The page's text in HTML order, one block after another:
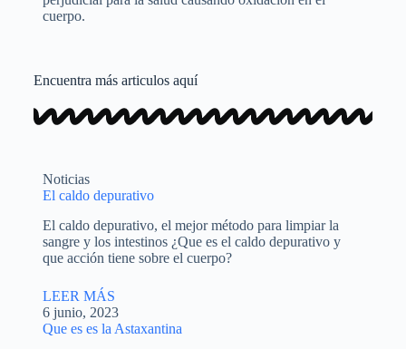
cuerpo.
Encuentra más articulos aquí
Noticias
El caldo depurativo
El caldo depurativo, el mejor método para limpiar la
sangre y los intestinos ¿Que es el caldo depurativo y
que acción tiene sobre el cuerpo?
LEER MÁS
6 junio, 2023
Que es es la Astaxantina